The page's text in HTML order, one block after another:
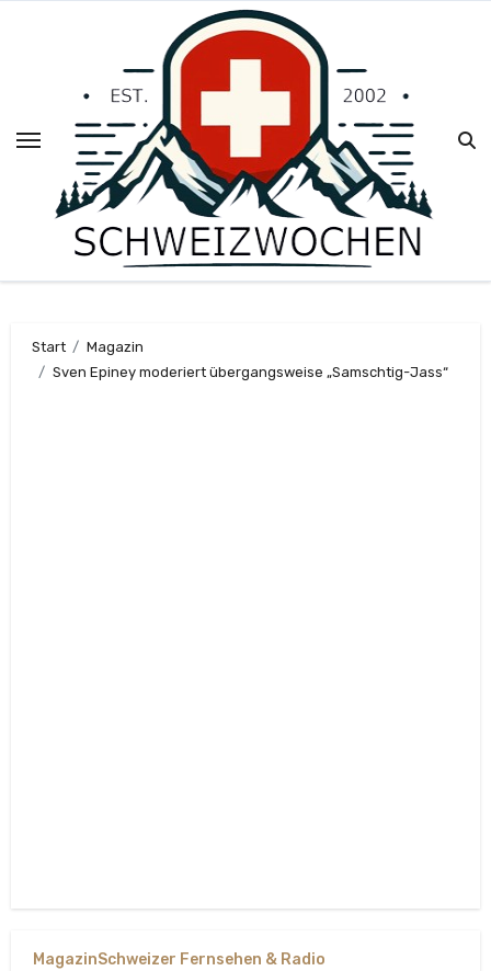
Start
Magazin
Sven Epiney moderiert übergangsweise „Samschtig-Jass“
MagazinSchweizer Fernsehen & Radio